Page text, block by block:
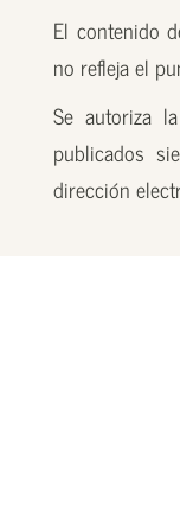
El contenido
no refleja el
Se autoriza
publicados
dirección